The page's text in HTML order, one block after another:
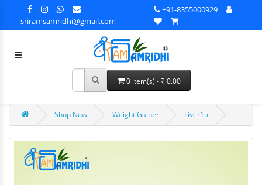
sriramsamridhi@gmail.com
+91-8355000929
0 item(s) - ₹ 0.00
Shop Now Weight Gainer Liver15